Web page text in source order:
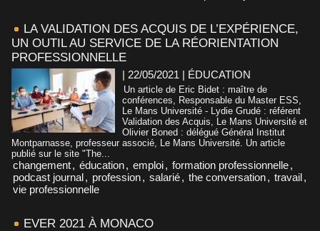
LA VALIDATION DES ACQUIS DE L’EXPÉRIENCE,
UN OUTIL AU SERVICE DE LA RÉORIENTATION
PROFESSIONNELLE
| 22/05/2021 | ÉDUCATION
Un article de Eric Bidet : maître de
conférences, Responsable du Master ESS,
Le Mans Université - Lydie Grudé : référent
Validation des Acquis, Le Mans Université et
Olivier Boned : délégué Général Institut
Montparnasse, professeur associé, Le Mans Université. Un article
publié sur le site "The...
changement, éducation, emploi, formation professionnelle,
podcast journal, profession, salarié, the conversation, travail,
vie professionnelle
EVER 2021 À MONACO